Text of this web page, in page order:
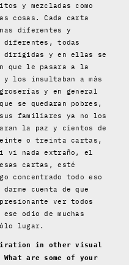
y mezcladas como
cosas. Cada carta
diferentes y
diferentes, todas
dirigidas y en ellas se
que le pasara a la
y los insultaban a más
y en general
se quedaran pobres,
familiares ya no los
la paz y cientos de
o treinta cartas,
vi nada extraño, el
esas cartas, esté
concentrado todo eso
cuenta de que
ver todos
odio de muchas
lugar.
in other visual
are some of your